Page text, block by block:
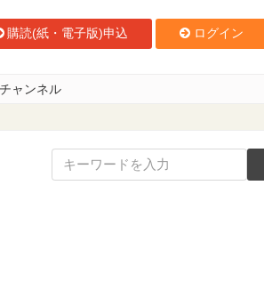
購読(紙・電子版)申込 ログイン
ャンネル